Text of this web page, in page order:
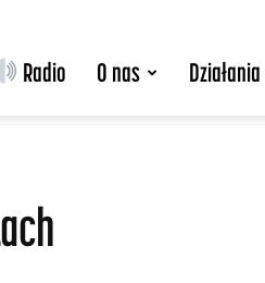
Radio O nas Działania